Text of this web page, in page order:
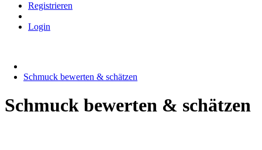
Registrieren
Login
Schmuck bewerten & schätzen
Schmuck bewerten & schätzen